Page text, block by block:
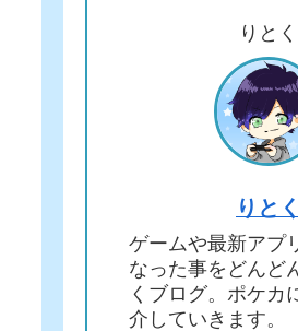
りとく
りとく
ゲームや最新アプ
なった事をどんど
くブログ。ポケカ
介していきます。